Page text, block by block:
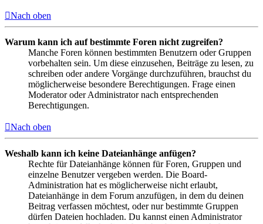
Nach oben
Warum kann ich auf bestimmte Foren nicht zugreifen?
Manche Foren können bestimmten Benutzern oder Gruppen
vorbehalten sein. Um diese einzusehen, Beiträge zu lesen, zu
schreiben oder andere Vorgänge durchzuführen, brauchst du
möglicherweise besondere Berechtigungen. Frage einen
Moderator oder Administrator nach entsprechenden
Berechtigungen.
Nach oben
Weshalb kann ich keine Dateianhänge anfügen?
Rechte für Dateianhänge können für Foren, Gruppen und
einzelne Benutzer vergeben werden. Die Board-
Administration hat es möglicherweise nicht erlaubt,
Dateianhänge in dem Forum anzufügen, in dem du deinen
Beitrag verfassen möchtest, oder nur bestimmte Gruppen
dürfen Dateien hochladen. Du kannst einen Administrator